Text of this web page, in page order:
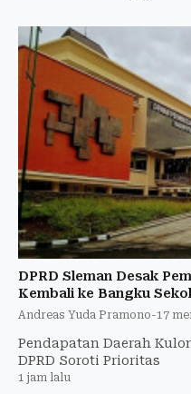
DPRD Sleman Desak
Kembali ke Bangku
Andreas Yuda Pramono-17
Pendapatan Daerah
DPRD Soroti Prioritas
1 jam lalu